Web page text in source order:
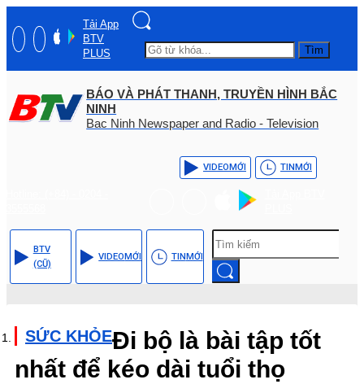
Tải App
BTV
PLUS
Tìm
BÁO VÀ PHÁT THANH, TRUYỀN HÌNH BẮC
NINH
Bac Ninh Newspaper and Radio - Television
VIDEOMỚI TINMỚI
BTV
(CŨ)
VIDEOMỚI TINMỚI
SỨC KHỎEĐi bộ là bài tập tốt
nhất để kéo dài tuổi thọ